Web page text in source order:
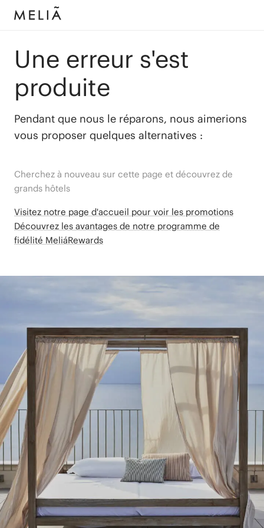
Une erreur s'est
produite
Pendant que nous le réparons, nous aimerions
vous proposer quelques alternatives :
Cherchez à nouveau sur cette page et découvrez de
grands hôtels
Visitez notre page d'accueil pour voir les promotions
Découvrez les avantages de notre programme de
fidélité MeliáRewards